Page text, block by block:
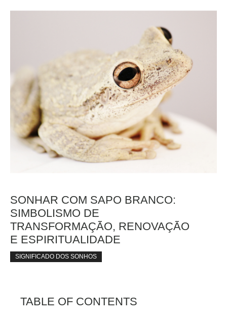
SONHAR COM SAPO BRANCO:
SIMBOLISMO DE
TRANSFORMAÇÃO, RENOVAÇÃO
E ESPIRITUALIDADE
SIGNIFICADO DOS SONHOS
TABLE OF CONTENTS